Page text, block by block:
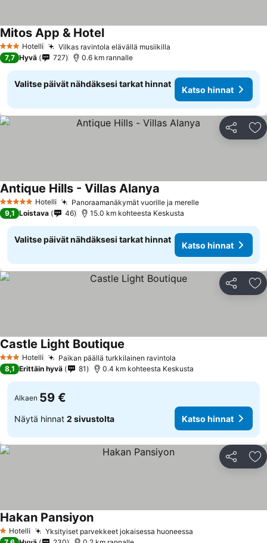
3 Tähtiluokitus
Hotelli Vilkas ravintola elävällä musiikilla
Mitos App & Hotel
7,7 Hyvä 727 0.6 km rannalle
Valitse päivät nähdäksesi tarkat hinnat
Katso hinnat
Jaa
5 Tähtiluokitus
Hotelli Panoraamanäkymät vuorille ja merelle
Antique Hills - Villas Alanya
9,1 Loistava 46 15.0 km kohteesta Keskusta
Valitse päivät nähdäksesi tarkat hinnat
Katso hinnat
Jaa
3 Tähtiluokitus
Hotelli Paikan päällä turkkilainen ravintola
Castle Light Boutique
8,1 Erittäin hyvä 81 0.4 km kohteesta Keskusta
Alkaen 59 €
Näytä hinnat 2 sivustolta Katso hinnat
Jaa
1 Tähtiluokitus
Hotelli Yksityiset parvekkeet jokaisessa huoneessa
Hakan Pansiyon